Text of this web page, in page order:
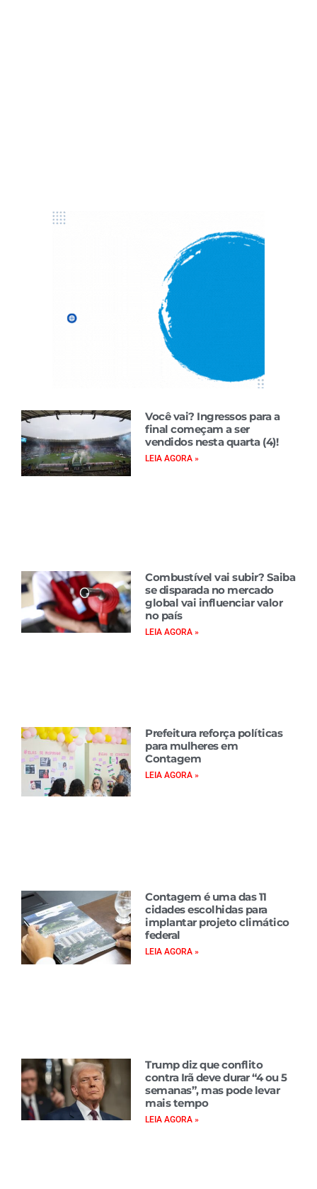
Você vai? Ingressos para a
final começam a ser
vendidos nesta quarta (4)!
LEIA AGORA »
Combustível vai subir? Saiba
se disparada no mercado
global vai influenciar valor
no país
LEIA AGORA »
Prefeitura reforça políticas
para mulheres em
Contagem
LEIA AGORA »
Contagem é uma das 11
cidades escolhidas para
implantar projeto climático
federal
LEIA AGORA »
Trump diz que conflito
contra Irã deve durar “4 ou 5
semanas”, mas pode levar
mais tempo
LEIA AGORA »